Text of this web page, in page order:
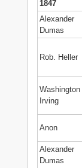
1847
Alexander
Dumas
Rob. Heller
Washington
Irving
Anon
Alexander
Dumas